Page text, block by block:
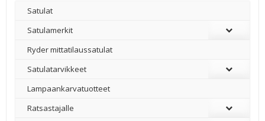
Satulat
Satulamerkit
Ryder mittatilaussatulat
Satulatarvikkeet
–
Lampaankarvatuotteet
Ratsastajalle